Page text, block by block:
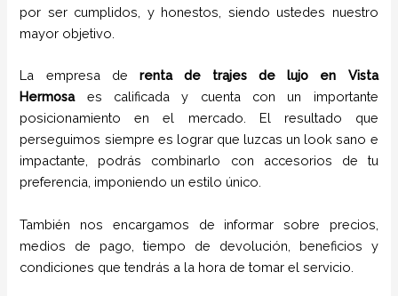
por ser cumplidos, y honestos, siendo ustedes nuestro
mayor objetivo.
La empresa de renta de trajes de lujo en Vista
Hermosa
es calificada y cuenta con un importante
posicionamiento en el mercado. El resultado que
perseguimos siempre es lograr que luzcas un look sano e
impactante, podrás combinarlo con accesorios de tu
preferencia, imponiendo un estilo único.
También nos encargamos de informar sobre precios,
medios de pago, tiempo de devolución, beneficios y
condiciones que tendrás a la hora de tomar el servicio.